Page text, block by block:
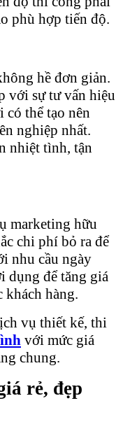
phù hợp tiến độ.
hề đơn giản.
với sự tư vấn hiệu
thể tạo nên
nghiệp nhất.
nhiệt tình, tận
marketing hữu
chi phí bỏ ra để
nhu cầu ngày
dụng để tăng giá
khách hàng.
vụ thiết kế, thi
với mức giá
chung.
rẻ, đẹp